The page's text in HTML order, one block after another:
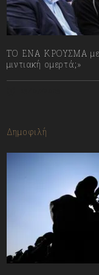
ΤΟ ΕΝΑ ΚΡΟΥΣΜΑ
μιντιακή ομερτά;»
Δημοφιλή